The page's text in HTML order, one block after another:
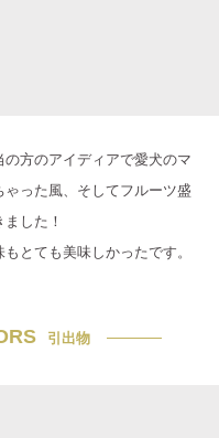
方のアイディアで愛犬のマ
った風、そしてフルーツ盛
した！
とても美味しかったです。
引出物